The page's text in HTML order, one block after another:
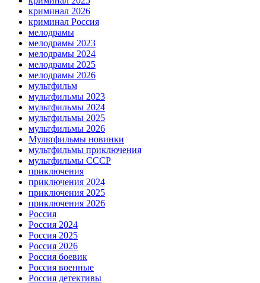
криминал 2026
криминал Россия
мелодрамы
мелодрамы 2023
мелодрамы 2024
мелодрамы 2025
мелодрамы 2026
мультфильм
мультфильмы 2023
мультфильмы 2024
мультфильмы 2025
мультфильмы 2026
Мультфильмы новинки
мультфильмы приключения
мультфильмы СССР
приключения
приключения 2024
приключения 2025
приключения 2026
Россия
Россия 2024
Россия 2025
Россия 2026
Россия боевик
Россия военные
Россия детективы